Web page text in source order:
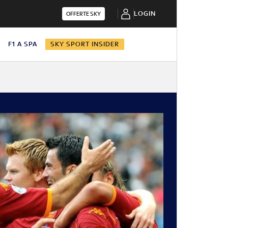
OFFERTE SKY LOGIN
F1 A SPA SKY SPORT INSIDER